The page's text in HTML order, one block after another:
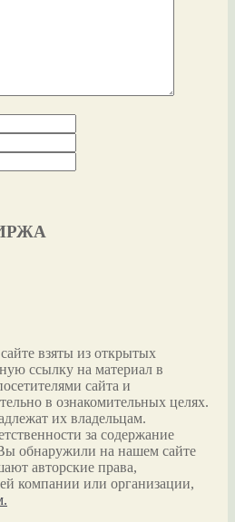
взяты из открытых
ссылку на материал в
сайта и
в ознакомительных целях.
их владельцам.
за содержание
обнаружили на нашем сайте
авторские права,
компании или организации,